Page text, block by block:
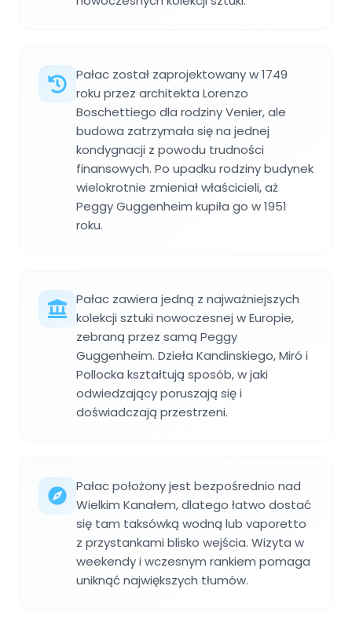
Pałac został zaprojektowany w 1749
roku przez architekta Lorenzo
Boschettiego dla rodziny Venier, ale
budowa zatrzymała się na jednej
kondygnacji z powodu trudności
finansowych. Po upadku rodziny budynek
wielokrotnie zmieniał właścicieli, aż
Peggy Guggenheim kupiła go w 1951
roku.
Pałac zawiera jedną z najważniejszych
kolekcji sztuki nowoczesnej w Europie,
zebraną przez samą Peggy
Guggenheim. Dzieła Kandinskiego, Miró i
Pollocka kształtują sposób, w jaki
odwiedzający poruszają się i
doświadczają przestrzeni.
Pałac położony jest bezpośrednio nad
Wielkim Kanałem, dlatego łatwo dostać
się tam taksówką wodną lub vaporetto
z przystankami blisko wejścia. Wizyta w
weekendy i wczesnym rankiem pomaga
uniknąć największych tłumów.